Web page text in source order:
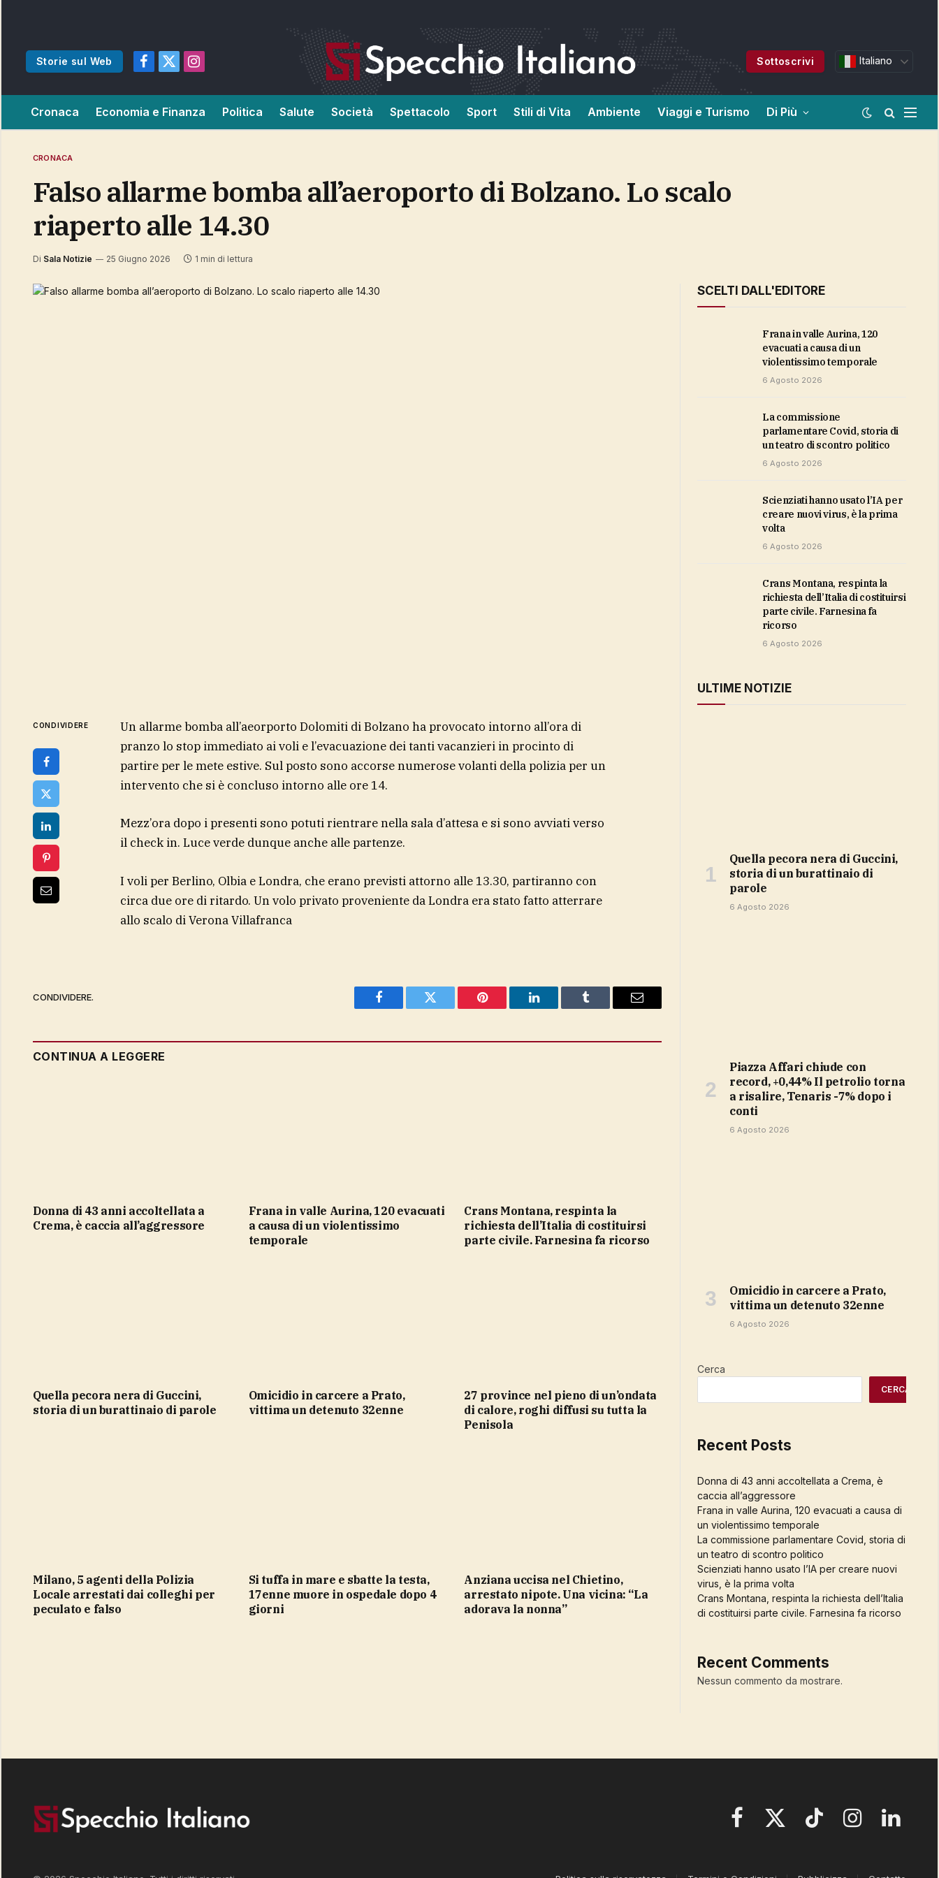
Storie sul Web
Facebook
X
Instagram
Sottoscrivi Italiano
Cronaca Economia e Finanza Politica Salute Società Spettacolo Sport Stili di Vita Ambiente Viaggi e Turismo Di Più
CRONACA
Falso allarme bomba all’aeroporto di Bolzano. Lo scalo
riaperto alle 14.30
Di Sala Notizie 25 Giugno 2026 1 min di lettura
CONDIVIDERE
Un allarme bomba all’aeorporto Dolomiti di Bolzano ha provocato intorno all’ora di
pranzo lo stop immediato ai voli e l’evacuazione dei tanti vacanzieri in procinto di
partire per le mete estive. Sul posto sono accorse numerose volanti della polizia per un
intervento che si è concluso intorno alle ore 14.
Mezz’ora dopo i presenti sono potuti rientrare nella sala d’attesa e si sono avviati verso
il check in. Luce verde dunque anche alle partenze.
I voli per Berlino, Olbia e Londra, che erano previsti attorno alle 13.30, partiranno con
circa due ore di ritardo. Un volo privato proveniente da Londra era stato fatto atterrare
allo scalo di Verona Villafranca
CONDIVIDERE.
Facebook Twitter Pinterest LinkedIn Tumblr Email
CONTINUA A LEGGERE
Donna di 43 anni accoltellata a
Crema, è caccia all’aggressore
Frana in valle Aurina, 120 evacuati
a causa di un violentissimo
temporale
Crans Montana, respinta la
richiesta dell’Italia di costituirsi
parte civile. Farnesina fa ricorso
Quella pecora nera di Guccini,
storia di un burattinaio di parole
Omicidio in carcere a Prato,
vittima un detenuto 32enne
27 province nel pieno di un’ondata
di calore, roghi diffusi su tutta la
Penisola
Milano, 5 agenti della Polizia
Locale arrestati dai colleghi per
peculato e falso
Si tuffa in mare e sbatte la testa,
17enne muore in ospedale dopo 4
giorni
Anziana uccisa nel Chietino,
arrestato nipote. Una vicina: “La
adorava la nonna”
SCELTI DALL'EDITORE
Frana in valle Aurina, 120
evacuati a causa di un
violentissimo temporale
6 Agosto 2026
La commissione
parlamentare Covid, storia di
un teatro di scontro politico
6 Agosto 2026
Scienziati hanno usato l’IA per
creare nuovi virus, è la prima
volta
6 Agosto 2026
Crans Montana, respinta la
richiesta dell’Italia di costituirsi
parte civile. Farnesina fa
ricorso
6 Agosto 2026
ULTIME NOTIZIE
Quella pecora nera di Guccini,
storia di un burattinaio di
parole
6 Agosto 2026
Piazza Affari chiude con
record, +0,44% Il petrolio torna
a risalire, Tenaris -7% dopo i
conti
6 Agosto 2026
Omicidio in carcere a Prato,
vittima un detenuto 32enne
6 Agosto 2026
Cerca
CERCA
Recent Posts
Donna di 43 anni accoltellata a Crema, è
caccia all’aggressore
Frana in valle Aurina, 120 evacuati a causa di
un violentissimo temporale
La commissione parlamentare Covid, storia di
un teatro di scontro politico
Scienziati hanno usato l’IA per creare nuovi
virus, è la prima volta
Crans Montana, respinta la richiesta dell’Italia
di costituirsi parte civile. Farnesina fa ricorso
Recent Comments
Nessun commento da mostrare.
Facebook
X
TikTok InstagramLinkedIn